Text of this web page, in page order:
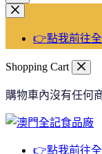
👉點我前往
Shopping Cart
購物車內沒有任何
👉點我前往